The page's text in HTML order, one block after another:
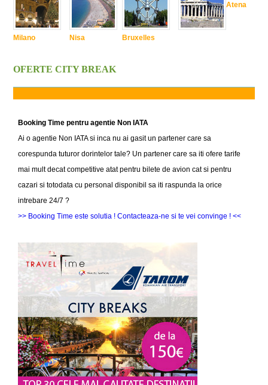
Milano Nisa Bruxelles
Atena
OFERTE CITY BREAK
Booking Time pentru agentie Non IATA
Ai o agentie Non IATA si inca nu ai gasit un partener care sa
corespunda tuturor dorintelor tale? Un partener care sa iti ofere tarife
mai mult decat competitive atat pentru bilete de avion cat si pentru
cazari si totodata cu personal disponibil sa iti raspunda la orice
intrebare 24/7 ?
>> Booking Time este solutia ! Contacteaza-ne si te vei convinge ! <<